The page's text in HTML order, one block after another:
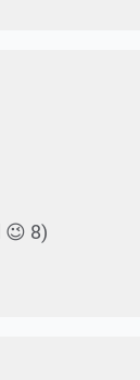
😉 8)